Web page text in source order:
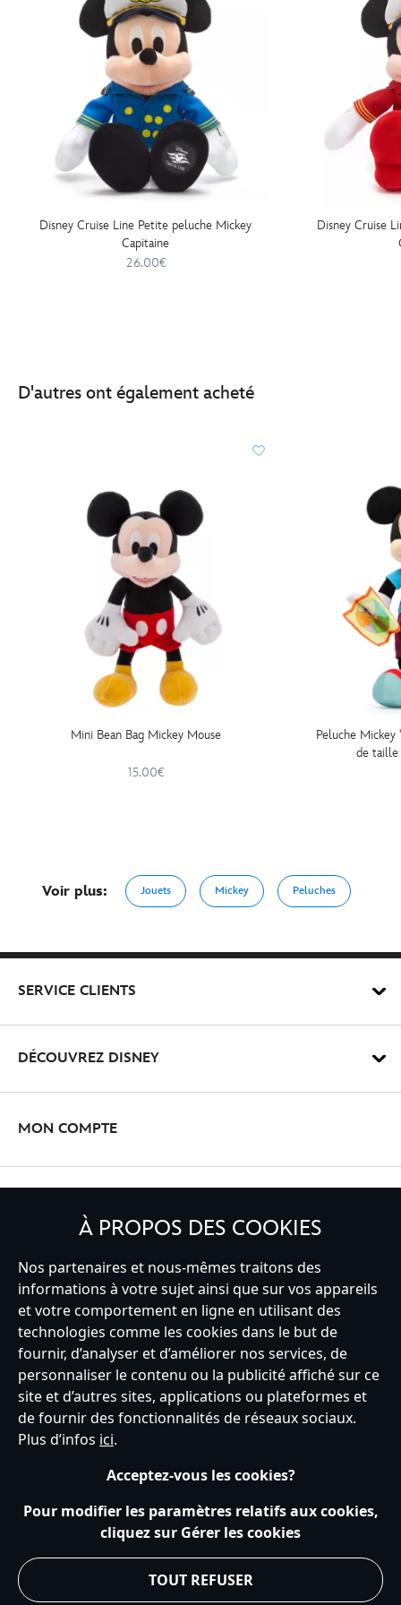
Disney Cruise Line Petite peluche Mickey
Capitaine
26.00€
Disney Cruise
D'autres ont également acheté
Mini Bean Bag Mickey Mouse
15.00€
Peluche
de taille
Voir plus: Jouets Mickey Peluches
SERVICE CLIENTS
DÉCOUVREZ DISNEY
MON COMPTE
France
Service clients Conditions d’utilisation
Trouver un magasin
Plan du site
Règles de respect de la vie privée
Politique de cookies
Notice relative à la confidentialité
Conditions générales de vente
À PROPOS DES COOKIES
Nos partenaires et nous-mêmes traitons des
informations à votre sujet ainsi que sur vos appareils
et votre comportement en ligne en utilisant des
technologies comme les cookies dans le but de
fournir, d’analyser et d’améliorer nos services, de
personnaliser le contenu ou la publicité affiché sur ce
site et d’autres sites, applications ou plateformes et
de fournir des fonctionnalités de réseaux sociaux.
Plus d’infos ici.
Acceptez-vous les cookies?
Pour modifier les paramètres relatifs aux cookies,
cliquez sur Gérer les cookies
TOUT REFUSER